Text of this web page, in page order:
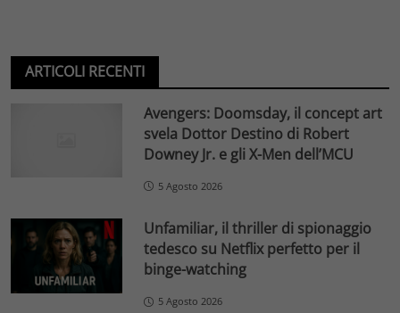
ARTICOLI RECENTI
Avengers: Doomsday, il concept art
svela Dottor Destino di Robert
Downey Jr. e gli X-Men dell’MCU
5 Agosto 2026
Unfamiliar, il thriller di spionaggio
tedesco su Netflix perfetto per il
binge-watching
5 Agosto 2026